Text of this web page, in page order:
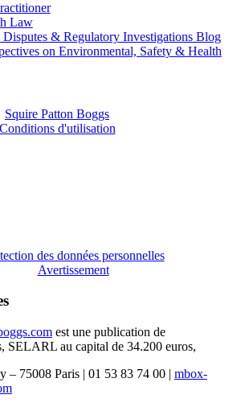
Law
& Regulatory Investigations Blog
on Environmental, Safety & Health
Squire Patton Boggs
Conditions d'utilisation
des données personnelles
Avertissement
est une publication de
SELARL au capital de 34.200 euros,
– 75008 Paris | 01 53 83 74 00 | mbox-